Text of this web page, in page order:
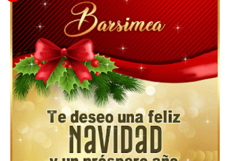
Feliz Navidad y próspero Año Nuevo Gladis